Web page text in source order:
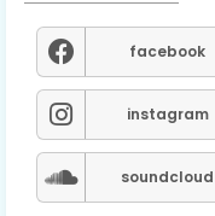
facebook
instagram
soundcloud